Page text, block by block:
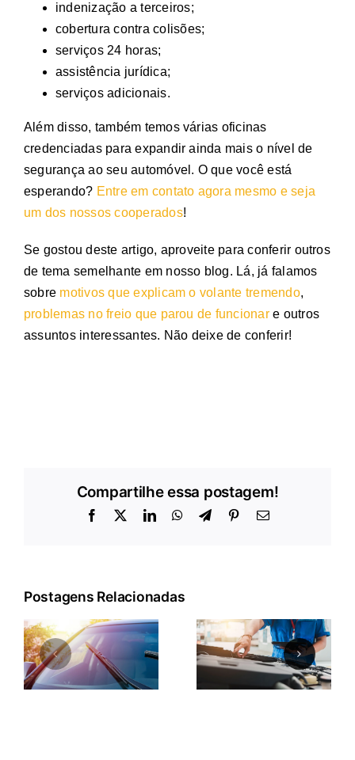
indenização a terceiros;
cobertura contra colisões;
serviços 24 horas;
assistência jurídica;
serviços adicionais.
Além disso, também temos várias oficinas
credenciadas para expandir ainda mais o nível de
segurança ao seu automóvel. O que você está
esperando? Entre em contato agora mesmo e seja
um dos nossos cooperados!
Se gostou deste artigo, aproveite para conferir outros
de tema semelhante em nosso blog. Lá, já falamos
sobre motivos que explicam o volante tremendo,
problemas no freio que parou de funcionare outros
assuntos interessantes. Não deixe de conferir!
Compartilhe essa postagem!
Facebook LinkedInWhatsApp
TelegramPinterest
E-
Postagens Relacionadas